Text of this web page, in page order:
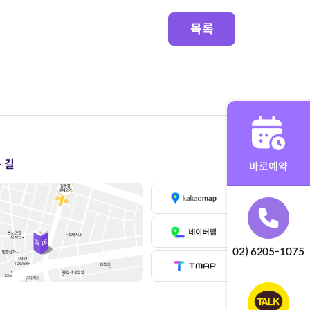
목록
길 바로예약
02) 6205-1075